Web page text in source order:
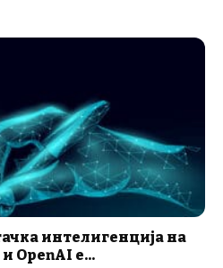
интелигенција на
OpenAI е...